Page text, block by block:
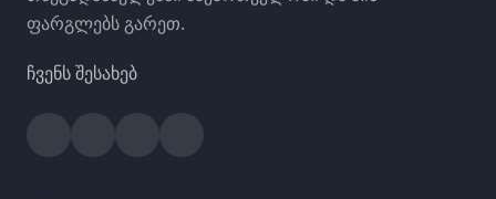
ფარგლებს გარეთ.
ჩვენს შესახებ